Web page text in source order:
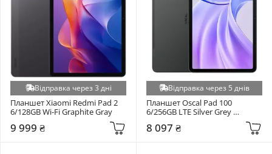
Відправка через 3 дні
Планшет Xiaomi Redmi Pad 2
6/128GB Wi-Fi Graphite Gray
9 999 ₴
Відправка через 5 днів
Планшет Oscal Pad 100
6/256GB LTE Silver Grey
8 097 ₴